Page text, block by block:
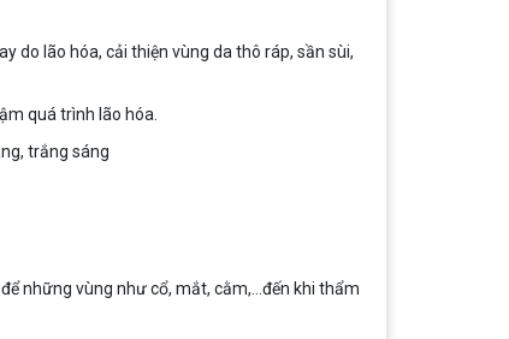
do lão hóa, cải thiện vùng da thô ráp, sần sùi,
quá trình lão hóa.
trắng sáng
những vùng như cổ, mắt, cằm,…đến khi thẩm